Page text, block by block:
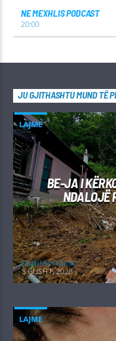
NE MEXHLIS PODCAST
20:00
JU GJITHASHTU MUND TË
LAJME
BE-JA I
NDALOJË
Kushtrim Guraj
5 GUSHT, 2026
LAJME